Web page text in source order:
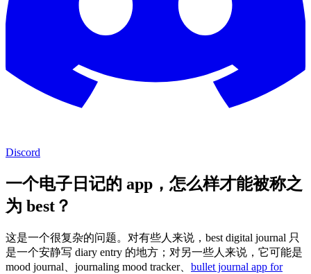
Discord
一个电子日记的 app，怎么样才能被称之
为 best？
这是一个很复杂的问题。对有些人来说，best digital journal 只
是一个安静写 diary entry 的地方；对另一些人来说，它可能是
mood journal、journaling mood tracker、 bullet journal app for